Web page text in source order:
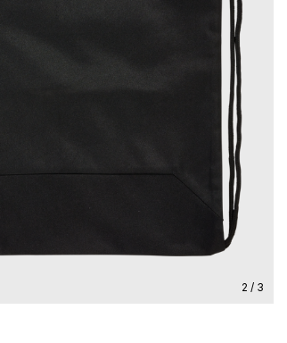
2 / 3